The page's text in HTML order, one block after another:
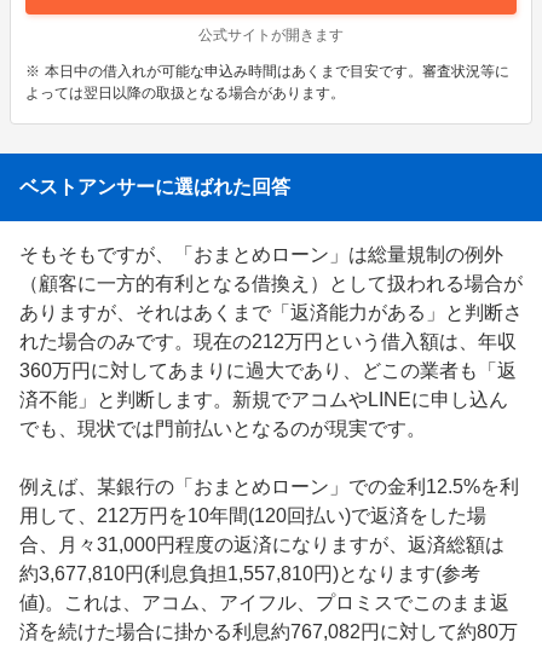
公式サイトが開きます
※ 本日中の借入れが可能な申込み時間はあくまで目安です。審査状況等に
よっては翌日以降の取扱となる場合があります。
ベストアンサーに選ばれた回答
そもそもですが、「おまとめローン」は総量規制の例外
（顧客に一方的有利となる借換え）として扱われる場合が
ありますが、それはあくまで「返済能力がある」と判断さ
れた場合のみです。現在の212万円という借入額は、年収
360万円に対してあまりに過大であり、どこの業者も「返
済不能」と判断します。新規でアコムやLINEに申し込ん
でも、現状では門前払いとなるのが現実です。
​例えば、某銀行の「おまとめローン」での金利12.5%を利
用して、212万円を10年間(120回払い)で返済をした場
合、月々31,000円程度の返済になりますが、返済総額は
約3,677,810円(利息負担1,557,810円)となります(参考
値)。これは、アコム、アイフル、プロミスでこのまま返
済を続けた場合に掛かる利息約767,082円に対して約80万